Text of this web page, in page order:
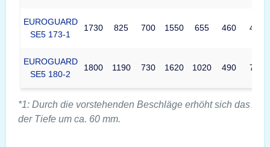
EUROGUARD
SE5 173-1
1730 825 700 1550 655 460 451
EUROGUARD
SE5 180-2
1800 1190 730 1620 1020 490 735
*1: Durch die vorstehenden Beschläge erhöht sich das
der Tiefe um ca. 60 mm.